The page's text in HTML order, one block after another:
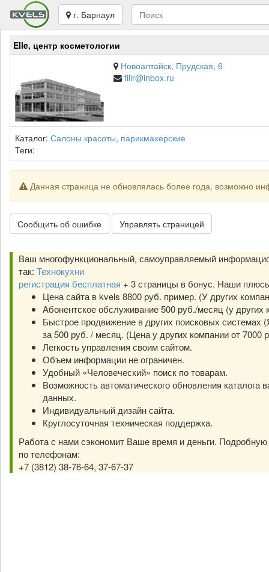
г. Барнаул
Elle, центр косметологии
Новоалтайск, Прудская, 6
filir@inbox.ru
Каталог: Салоны красоты, парикмахерские
Теги:
Данная страница не обновлялась более года, возможно
Сообщить об ошибке Управлять страницей
Ваш многофункциональный, самоуправляемый
так: Технокухни
регистрация бесплатная + 3 страницы в бонус. Наши
Цена сайта в kvels 8800 руб. пример. (У других
Абонентское обслуживание 500 руб./месяц (у других
Быстрое продвижение в других поисковых системах
за 500 руб. / месяц. (Цена у других компании от 7000
Легкость управления своим сайтом.
Объем информации не ограничен.
Удобный «Человеческий» поиск по товарам.
Возможность автоматического обновления каталога
данных.
Индивидуальный дизайн сайта.
Круглосуточная техническая поддержка.
Работа с нами сэкономит Ваше время и деньги.
по телефонам:
+7 (3812) 38-76-64, 37-67-37